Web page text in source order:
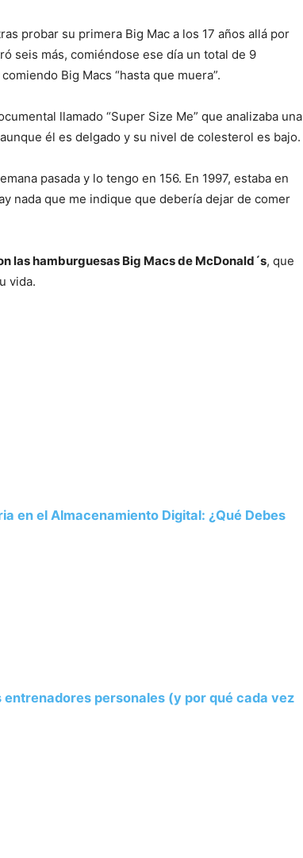
Mundo
probar su primera Big Mac a los 17 años allá por
seis más, comiéndose ese día un total de 9
Big Macs “hasta que muera”.
llamado “Super Size Me” que analizaba una
él es delgado y su nivel de colesterol es bajo.
pasada y lo tengo en 156. En 1997, estaba en
nada que me indique que debería dejar de comer
las hamburguesas Big Macs de McDonald´s, que
vida.
en el Almacenamiento Digital: ¿Qué Debes
personales (y por qué cada vez